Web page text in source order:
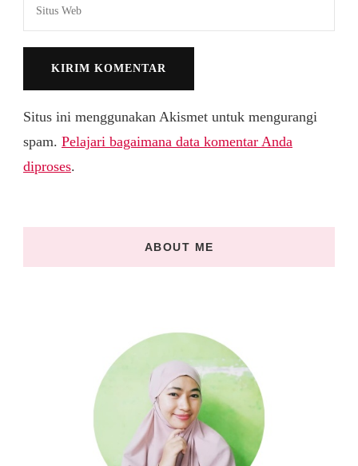
Situs ini menggunakan Akismet untuk mengurangi
spam. Pelajari bagaimana data komentar Anda
diproses.
ABOUT ME